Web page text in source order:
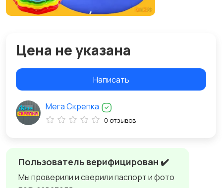
Пользователь верифицирован ✔️
Мы проверили и сверили паспорт и фото
Цена не указана
Написать
Мега Скрепка
0 отзывов